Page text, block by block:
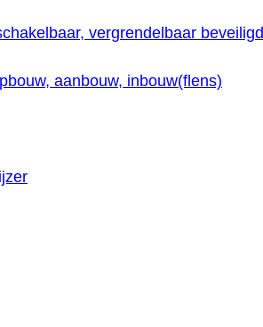
vergrendelbaar beveiligd
aanbouw, inbouw(flens)